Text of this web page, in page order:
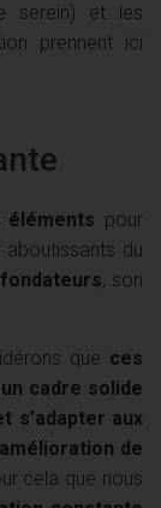
serein) et les
prennent ici
pour
du
, son
que ces
cadre solide
s’adapter aux
amélioration de
cela que nous